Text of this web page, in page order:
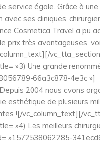
service égale. Grâce à
avec ses cliniques,
Cosmetica Travel a pu
prix très avantageuses,
»3) Une grande
66a3c878-4e3c »]
2004 nous avons
esthétique de plusieurs
![/vc_column_text][/
»4) Les meilleurs
»1572538062285-